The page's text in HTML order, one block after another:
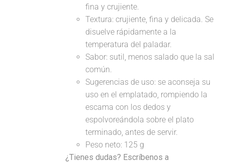
fina y crujiente.
Textura: crujiente, fina y delicada. Se
disuelve rápidamente a la
temperatura del paladar.
Sabor: sutil, menos salado que la sal
común.
Sugerencias de uso: se aconseja su
uso en el emplatado, rompiendo la
escama con los dedos y
espolvoreándola sobre el plato
terminado, antes de servir.
Peso neto: 125 g
¿Tienes dudas? Escríbenos a